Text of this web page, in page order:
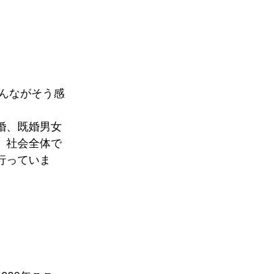
ながそう感
、既婚男女
社会全体で
っていま